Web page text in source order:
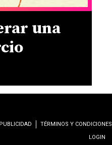
una
PUBLICIDAD TÉRMINOS Y CONDICIONES
LOGIN